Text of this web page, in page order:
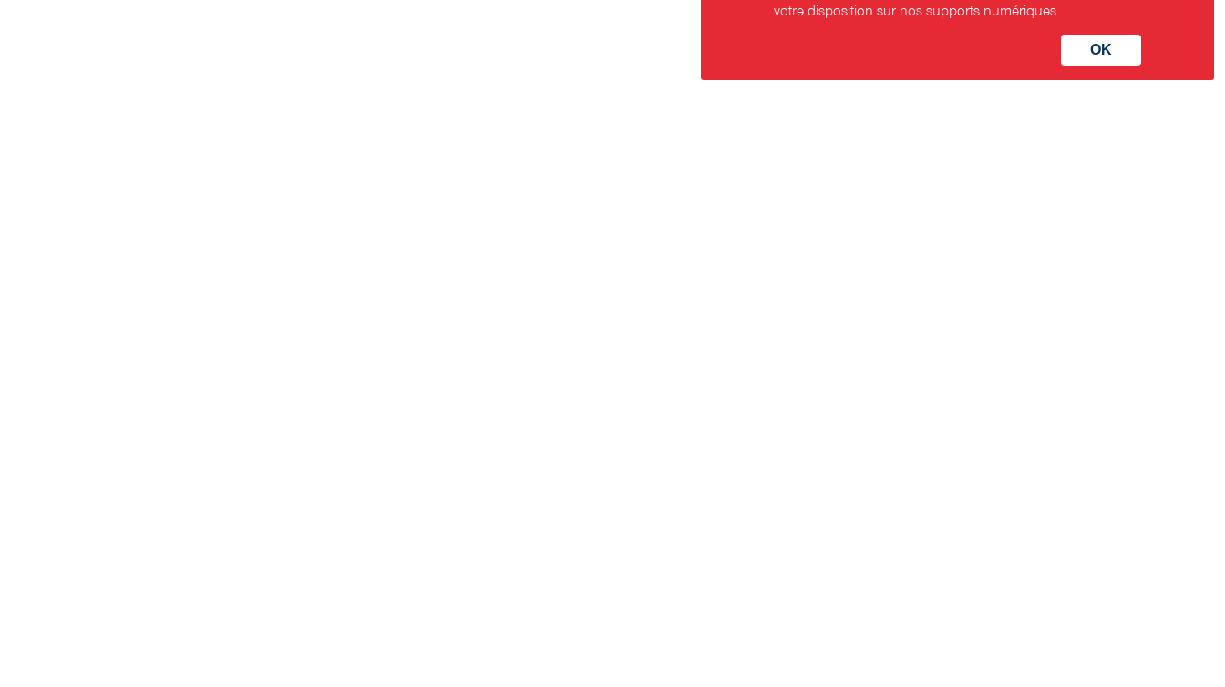
votre disposition sur nos supports numériques.